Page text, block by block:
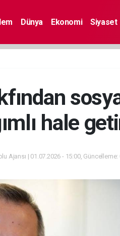
Dünya Ekonomi Siyaset
hale
Ajansı | 01.07.2026 - 15:00,